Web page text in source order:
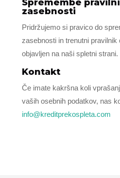
Spremembe
zasebnosti
Pridržujemo si pravico do
zasebnosti in trenutni
objavljen na naši spletni strani.
Kontakt
Če imate kakršna koli
vaših osebnih podatkov, nas
info@kreditprekospleta.com